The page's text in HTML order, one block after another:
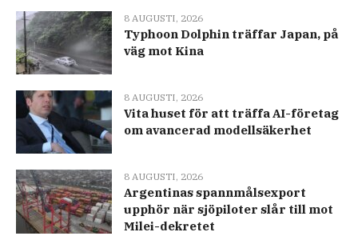
8 AUGUSTI, 2026
Typhoon Dolphin träffar Japan, på
väg mot Kina
8 AUGUSTI, 2026
Vita huset för att träffa AI-företag
om avancerad modellsäkerhet
8 AUGUSTI, 2026
Argentinas spannmålsexport
upphör när sjöpiloter slår till mot
Milei-dekretet